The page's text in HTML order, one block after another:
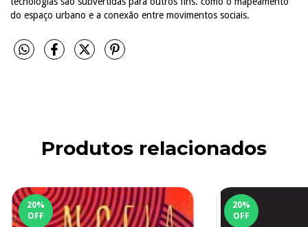
do espaço urbano e a conexão entre movimentos sociais.
Produtos relacionados
20%
OFF
20%
OFF